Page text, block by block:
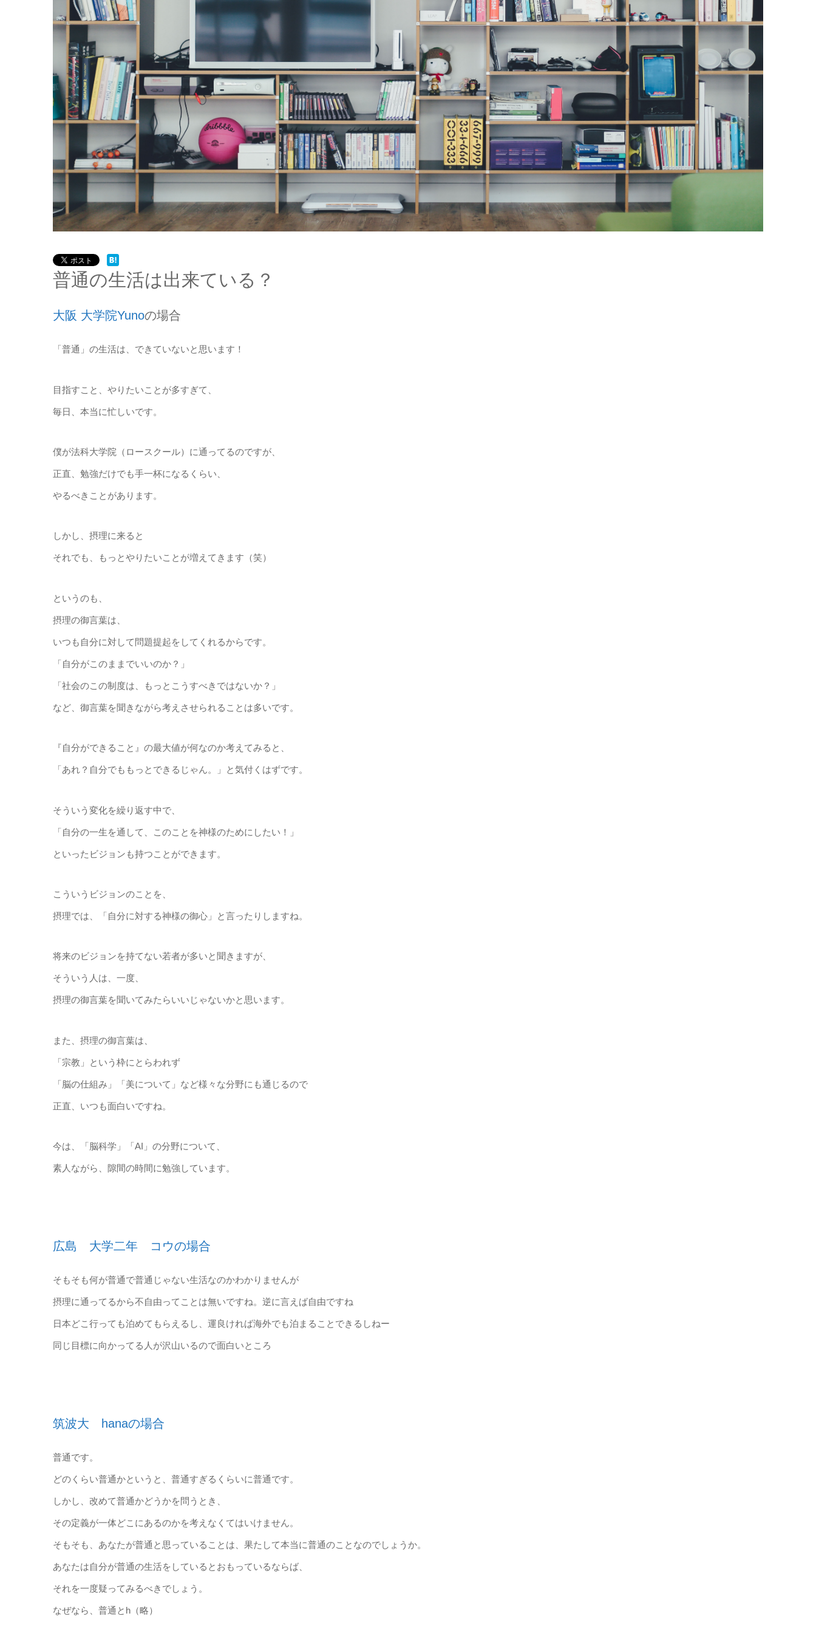
普通の生活は出来ている？
大阪 大学院Yunoの場合
「普通」の生活は、できていないと思います！
目指すこと、やりたいことが多すぎて、
毎日、本当に忙しいです。
僕が法科大学院（ロースクール）に通ってるのですが、
正直、勉強だけでも手一杯になるくらい、
やるべきことがあります。
しかし、摂理に来ると
それでも、もっとやりたいことが増えてきます（笑）
というのも、
摂理の御言葉は、
いつも自分に対して問題提起をしてくれるからです。
「自分がこのままでいいのか？」
「社会のこの制度は、もっとこうすべきではないか？」
など、御言葉を聞きながら考えさせられることは多いです。
『自分ができること』の最大値が何なのか考えてみると、
「あれ？自分でももっとできるじゃん。」と気付くはずです。
そういう変化を繰り返す中で、
「自分の一生を通して、このことを神様のためにしたい！」
といったビジョンも持つことができます。
こういうビジョンのことを、
摂理では、「自分に対する神様の御心」と言ったりしますね。
将来のビジョンを持てない若者が多いと聞きますが、
そういう人は、一度、
摂理の御言葉を聞いてみたらいいじゃないかと思います。
また、摂理の御言葉は、
「宗教」という枠にとらわれず
「脳の仕組み」「美について」など様々な分野にも通じるので
正直、いつも面白いですね。
今は、「脳科学」「AI」の分野について、
素人ながら、隙間の時間に勉強しています。
広島 大学二年 コウの場合
そもそも何が普通で普通じゃない生活なのかわかりませんが
摂理に通ってるから不自由ってことは無いですね。逆に言えば自由ですね
日本どこ行っても泊めてもらえるし、運良ければ海外でも泊まることできるしねー
同じ目標に向かってる人が沢山いるので面白いところ
筑波大 hanaの場合
普通です。
どのくらい普通かというと、普通すぎるくらいに普通です。
しかし、改めて普通かどうかを問うとき、
その定義が一体どこにあるのかを考えなくてはいけません。
そもそも、あなたが普通と思っていることは、果たして本当に普通のことなのでしょうか。
あなたは自分が普通の生活をしているとおもっているならば、
それを一度疑ってみるべきでしょう。
なぜなら、普通とh（略）